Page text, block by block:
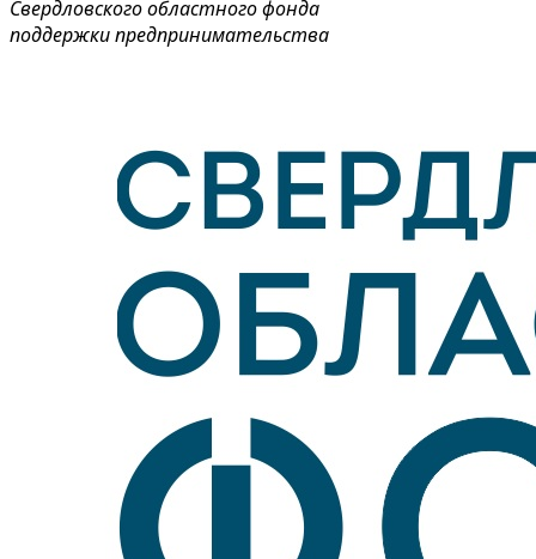
Свердловского областного фонда
поддержки предпринимательства